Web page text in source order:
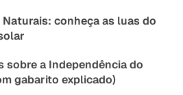
conheça as luas do
sobre a Independência do
gabarito explicado)